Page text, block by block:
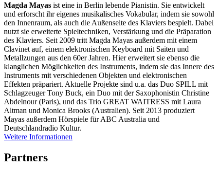
Magda Mayas ist eine in Berlin lebende Pianistin. Sie entwickelt
und erforscht ihr eigenes musikalisches Vokabular, indem sie sowohl
den Innenraum, als auch die Außenseite des Klaviers bespielt. Dabei
nutzt sie erweiterte Spieltechniken, Verstärkung und die Präparation
des Klaviers. Seit 2009 tritt Magda Mayas außerdem mit einem
Clavinet auf, einem elektronischen Keyboard mit Saiten und
Metallzungen aus den 60er Jahren. Hier erweitert sie ebenso die
klanglichen Möglichkeiten des Instruments, indem sie das Innere des
Instruments mit verschiedenen Objekten und elektronischen
Effekten präpariert. Aktuelle Projekte sind u.a. das Duo SPILL mit
Schlagzeuger Tony Buck, ein Duo mit der Saxophonistin Christine
Abdelnour (Paris), und das Trio GREAT WAITRESS mit Laura
Altman und Monica Brooks (Australien). Seit 2013 produziert
Mayas außerdem Hörspiele für ABC Australia und
Deutschlandradio Kultur.
Weitere Informationen
Partners